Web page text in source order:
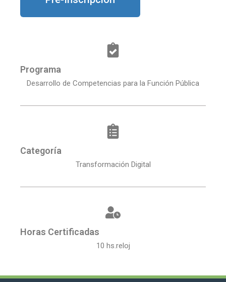
Programa
Desarrollo de Competencias para la Función Pública
Categoría
Transformación Digital
Horas Certificadas
10 hs.reloj